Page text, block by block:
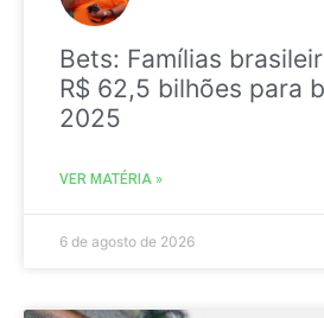
Bets: Famílias
R$ 62,5 bilhões para
2025
VER MATÉRIA »
6 de agosto de 2026